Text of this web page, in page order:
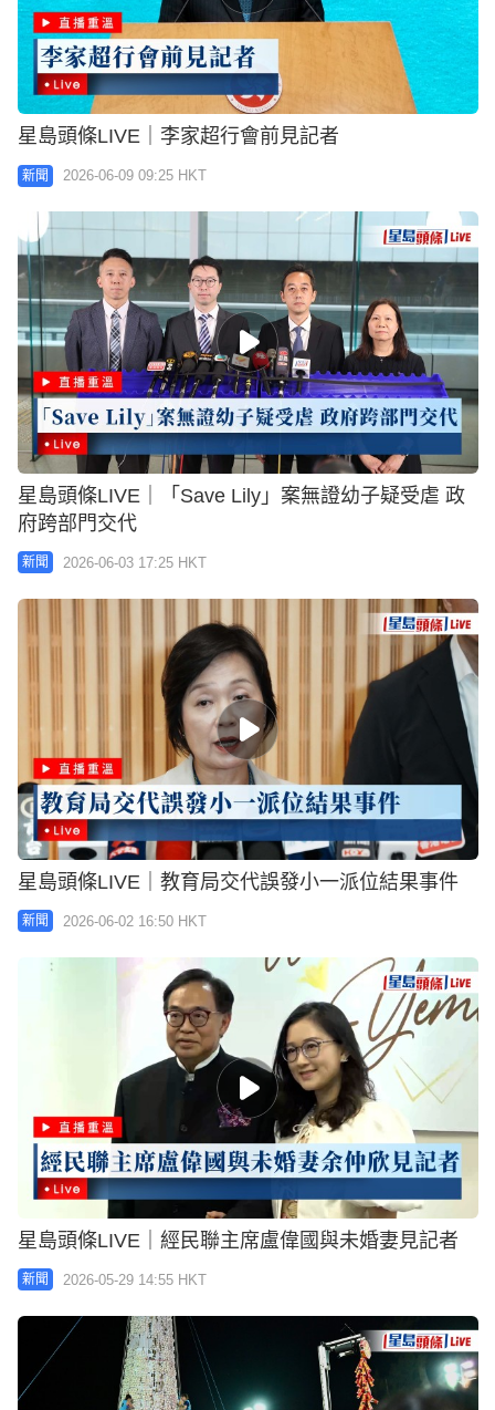
星島頭條LIVE｜李家超行會前見記者
新聞 2026-06-09 09:25 HKT
星島頭條LIVE｜「Save Lily」案無證幼子疑受虐 政
府跨部門交代
新聞 2026-06-03 17:25 HKT
星島頭條LIVE｜教育局交代誤發小一派位結果事件
新聞 2026-06-02 16:50 HKT
星島頭條LIVE｜經民聯主席盧偉國與未婚妻見記者
新聞 2026-05-29 14:55 HKT